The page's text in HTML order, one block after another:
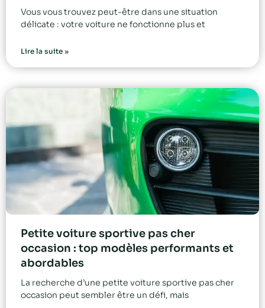
Vous vous trouvez peut-être dans une situation
délicate : votre voiture ne fonctionne plus et
Lire la suite »
Petite voiture sportive pas cher
occasion : top modèles performants et
abordables
La recherche d’une petite voiture sportive pas cher
occasion peut sembler être un défi, mais